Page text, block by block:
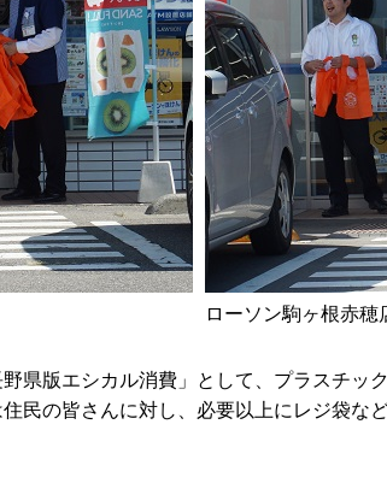
ローソン駒ヶ根赤穂
県版エシカル消費」として、プラスチッ
民の皆さんに対し、必要以上にレジ袋